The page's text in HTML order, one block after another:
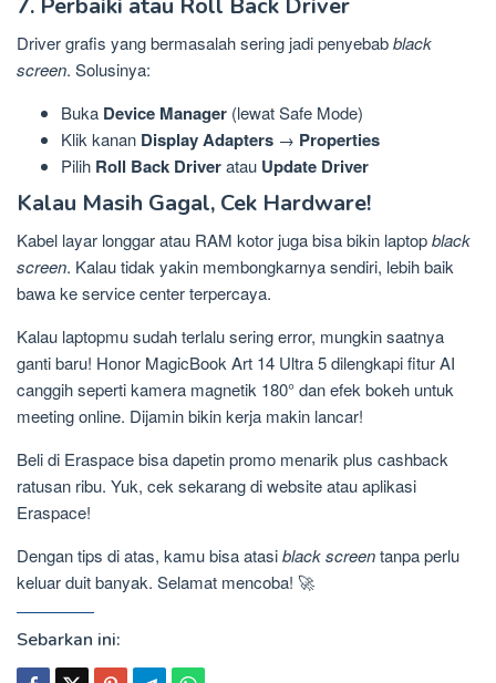
Driver grafis yang bermasalah sering jadi penyebabblack
screen. Solusinya:
Buka Device Manager (lewat Safe Mode)
Klik kanan Display Adapters → Properties
Pilih Roll Back Driveratau Update Driver
Kalau Masih Gagal, Cek Hardware!
Kabel layar longgar atau RAM kotor juga bisa bikin laptopblack
screen. Kalau tidak yakin membongkarnya sendiri, lebih baik
bawa ke service center terpercaya.
Kalau laptopmu sudah terlalu sering error, mungkin saatnya
ganti baru! Honor MagicBook Art 14 Ultra 5 dilengkapi fitur AI
canggih seperti kamera magnetik 180° dan efek bokeh untuk
meeting online. Dijamin bikin kerja makin lancar!
Beli di Eraspace bisa dapetin promo menarik plus cashback
ratusan ribu. Yuk, cek sekarang di website atau aplikasi
Eraspace!
Dengan tips di atas, kamu bisa atasiblack screentanpa perlu
keluar duit banyak. Selamat mencoba! 🚀
Sebarkan ini: